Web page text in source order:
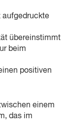
aufgedruckte
übereinstimmt
beim
positiven
einem
das im